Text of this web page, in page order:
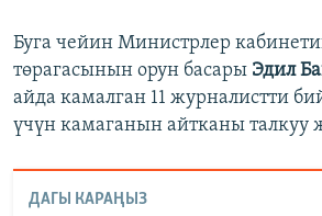
Буга чейин Министрлер
төрагасынын орун басары Эдил
айда камалган 11 журналистти
үчүн камаганын айтканы талкуу
ДАГЫ КАРАҢЫЗ